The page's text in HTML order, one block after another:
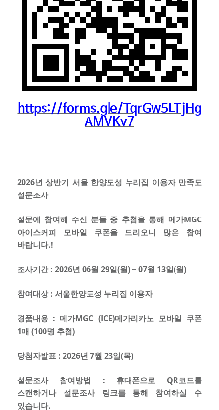
https://forms.gle/TqrGw5LTjHg
AMVKv7
2026년 상반기 서울 한양도성 누리집 이용자 만족도
설문조사
설문에 참여해 주신 분들 중 추첨을 통해 메가MGC
아이스커피 모바일 쿠폰을 드리오니 많은 참여
바랍니다.!
조사기간 : 2026년 06월 29일(월) ~ 07월 13일(월)
참여대상 : 서울한양도성 누리집 이용자
경품내용 : 메가MGC (ICE)메가리카노 모바일 쿠폰
1매 (100명 추첨)
당첨자발표 : 2026년 7월 23일(목)
설문조사 참여방법 : 휴대폰으로 QR코드를
스캔하거나 설문조사 링크를 통해 참여하실 수
있습니다.